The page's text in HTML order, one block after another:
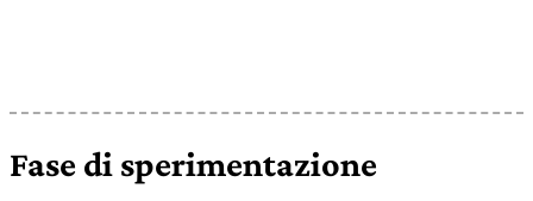
Fase di sperimentazione